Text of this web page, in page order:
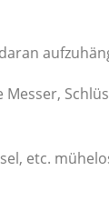
etc.